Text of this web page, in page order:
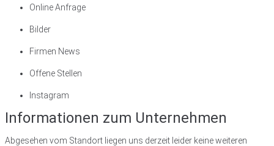
Online Anfrage
Bilder
Firmen News
Offene Stellen
Instagram
Informationen zum Unternehmen
Abgesehen vom Standort liegen uns derzeit leider keine weiteren